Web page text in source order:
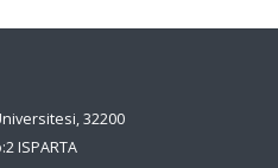
32200
ISPARTA